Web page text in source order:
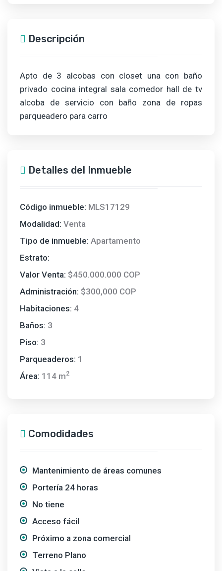
Descripción
Apto de 3 alcobas con closet una con baño
privado cocina integral sala comedor hall de tv
alcoba de servicio con baño zona de ropas
parqueadero para carro
Detalles del Inmueble
Código inmueble: MLS17129
Modalidad: Venta
Tipo de inmueble: Apartamento
Estrato:
Valor Venta: $450.000.000 COP
Administración: $300,000 COP
Habitaciones: 4
Baños: 3
Piso: 3
Parqueaderos: 1
Área: 114 m2
Comodidades
Mantenimiento de áreas comunes
Portería 24 horas
No tiene
Acceso fácil
Próximo a zona comercial
Terreno Plano